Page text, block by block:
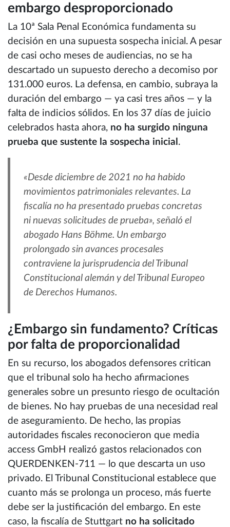
embargo desproporcionado
La 10ª Sala Penal Económica fundamenta su
decisión en una supuesta sospecha inicial. A pesar
de casi ocho meses de audiencias, no se ha
descartado un supuesto derecho a decomiso por
131.000 euros. La defensa, en cambio, subraya la
duración del embargo — ya casi tres años — y la
falta de indicios sólidos. En los 37 días de juicio
celebrados hasta ahora, no ha surgido ninguna
prueba que sustente la sospecha inicial .
«Desde diciembre de 2021 no ha habido
movimientos patrimoniales relevantes. La
fiscalía no ha presentado pruebas concretas
ni nuevas solicitudes de prueba», señaló el
abogado Hans Böhme. Un embargo
prolongado sin avances procesales
contraviene la jurisprudencia del Tribunal
Constitucional alemán y del Tribunal Europeo
de Derechos Humanos.
¿Embargo sin fundamento? Críticas
por falta de proporcionalidad
En su recurso, los abogados defensores critican
que el tribunal solo ha hecho afirmaciones
generales sobre un presunto riesgo de ocultación
de bienes. No hay pruebas de una necesidad real
de aseguramiento. De hecho, las propias
autoridades fiscales reconocieron que media
access GmbH realizó gastos relacionados con
QUERDENKEN-711 — lo que descarta un uso
privado. El Tribunal Constitucional establece que
cuanto más se prolonga un proceso, más fuerte
debe ser la justificación del embargo. En este
caso, la fiscalía de Stuttgart no ha solicitado